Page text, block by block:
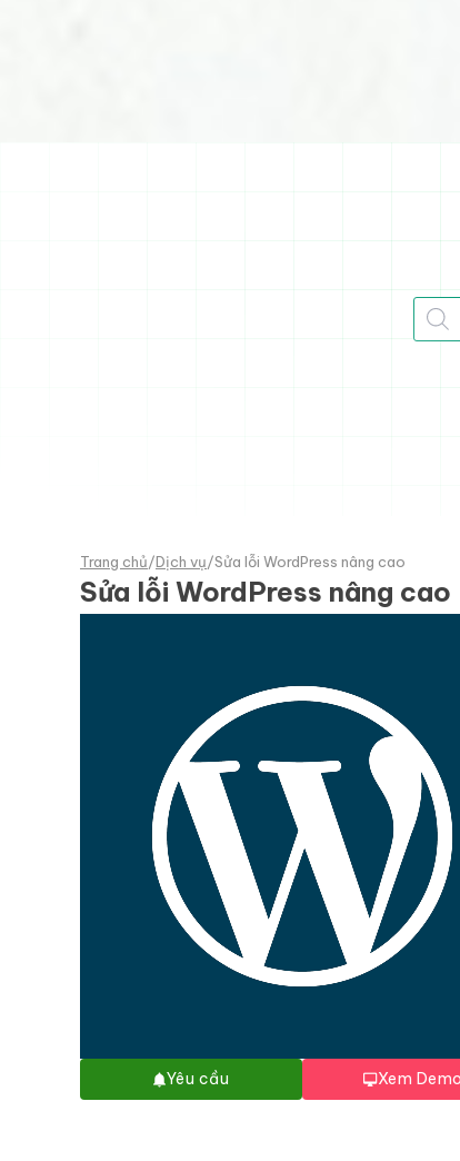
Tìm
Trang chủ/Dịch vụ/Sửa lỗi WordPress nâng cao
Sửa lỗi WordPress nâng cao
Yêu cầu Xem Demo